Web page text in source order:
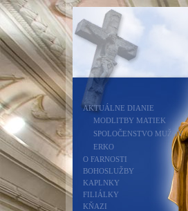
AKTUÁLNE DIANIE
MODLITBY MATIEK
SPOLOČENSTVO MUŽOV
ERKO
O FARNOSTI
BOHOSLUŽBY
KAPLNKY
FILIÁLKY
KŇAZI